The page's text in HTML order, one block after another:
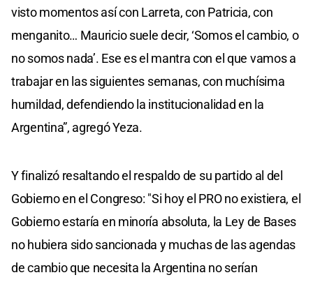
visto momentos así con Larreta, con Patricia, con
menganito… Mauricio suele decir, ‘Somos el cambio, o
no somos nada’. Ese es el mantra con el que vamos a
trabajar en las siguientes semanas, con muchísima
humildad, defendiendo la institucionalidad en la
Argentina”, agregó Yeza.
Y finalizó resaltando el respaldo de su partido al del
Gobierno en el Congreso: "Si hoy el PRO no existiera, el
Gobierno estaría en minoría absoluta, la Ley de Bases
no hubiera sido sancionada y muchas de las agendas
de cambio que necesita la Argentina no serían